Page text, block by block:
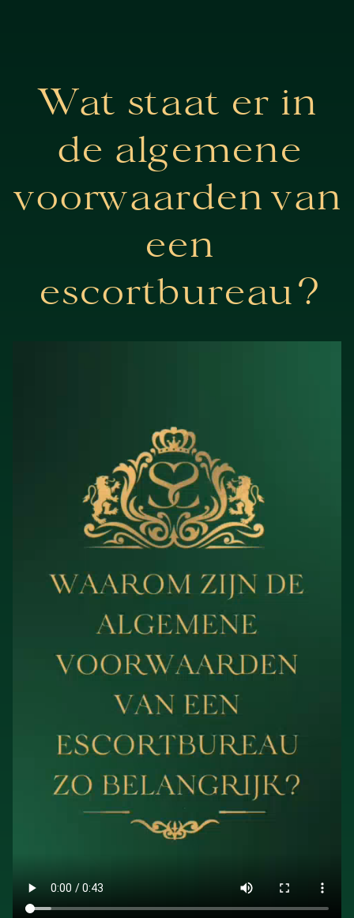
Wat staat er in
de algemene
voorwaarden van
een
escortbureau?